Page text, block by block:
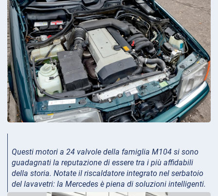
Questi motori a 24 valvole della famiglia M104 si sono
guadagnati la reputazione di essere tra i più affidabili
della storia. Notate il riscaldatore integrato nel serbatoio
del lavavetri: la Mercedes è piena di soluzioni intelligenti.